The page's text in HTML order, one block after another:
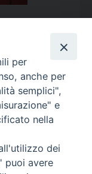
>>
s
d
8 9
per
anche per
semplici",
e
nella
dei
puoi avere